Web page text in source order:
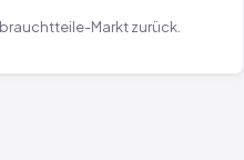
Markt zurück.